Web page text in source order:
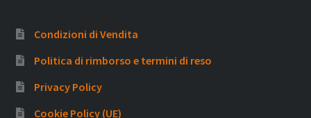
Condizioni di Vendita
Politica di rimborso e termini di reso
Privacy Policy
Cookie Policy (UE)